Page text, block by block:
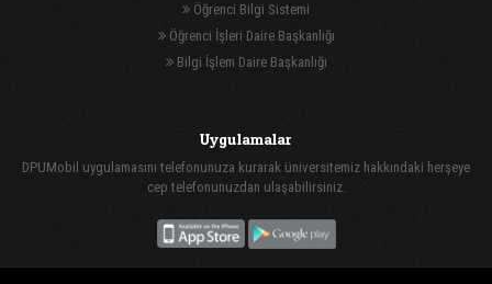
Öğrenci Bilgi Sistemi
Öğrenci İşleri Daire Başkanlığı
Bilgi İşlem Daire Başkanlığı
Uygulamalar
DPUMobil uygulamasını telefonunuza kurarak üniversitemiz hakkındaki herşeye
cep telefonunuzdan ulaşabilirsiniz.